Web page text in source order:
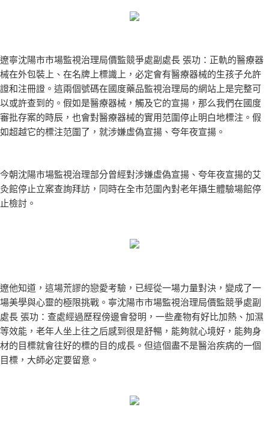
遼寧沈陽市市場監視治理局價監競爭處副處長 張功：正軌的醫療器
械在外包裝上、在名牌上標識上，必定會有醫療器械的生孩子允許
證和注冊證。這兩個號碼在國度藥品監視治理局的網站上是完整可
以或許查到的。假如是醫療器械，觸及它的宣揚，那么我們在國度
審批存案的時辰，也會對醫療器械的實用范圍停止明白地標注。假
如超越它的標注范圍了，就涉嫌虛偽宣揚、夸年夜宣揚。
今朝沈陽市場監視治理部分曾經對涉嫌虛偽宣揚、夸年夜宣揚的艾
灸館停止立案查詢拜訪，同時在全市范圍內對老年攝生體驗場館停
止檢討。
遼他知道，這場荒謬的戀愛考驗，已經從一場力量對決，變成了一
場美學與心靈的極限挑戰。寧沈陽市市場監視治理局價監競爭處副
處長 張功：查處經過歷程傍邊會發明，一些產物有好比加熱、加濕
等效能，老年人坐上往之后感到很是舒暢，能夠就心境好，能夠身
材的目標就會往好的標的目的成長。但這個盡不是醫治疾病的一個
目標，大師必定要留意。